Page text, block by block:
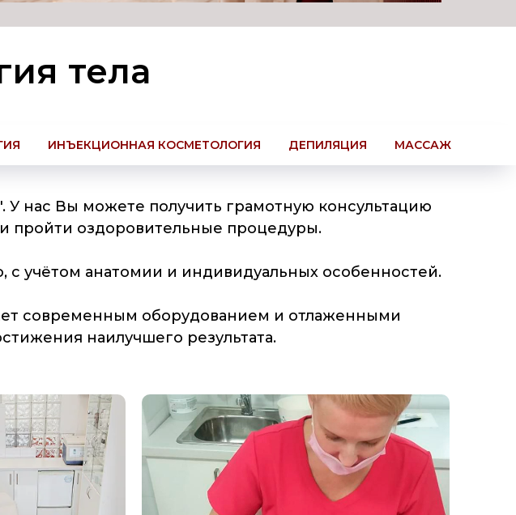
тела
ИНЪЕКЦИОННАЯ КОСМЕТОЛОГИЯ ДЕПИЛЯЦИЯ МАССАЖ
нас Вы можете получить грамотную консультацию
пройти оздоровительные процедуры.
учётом анатомии и индивидуальных особенностей.
современным оборудованием и отлаженными
наилучшего результата.